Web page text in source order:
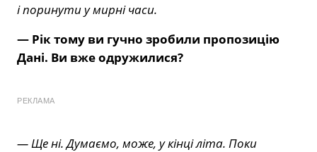
і поринути у мирні часи.
— Рік тому ви гучно зробили пропозицію
Дані. Ви вже одружилися?
РЕКЛАМА
— Ще ні. Думаємо, може, у кінці літа. Поки